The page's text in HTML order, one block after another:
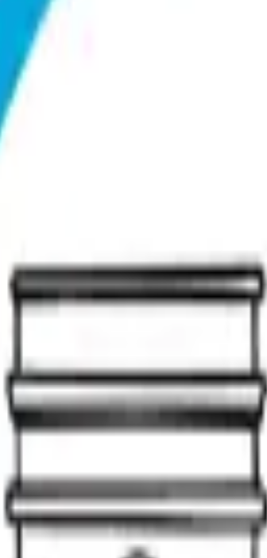
Parisian experiences.
Become a partnerAbout usContact our
rights reserved.